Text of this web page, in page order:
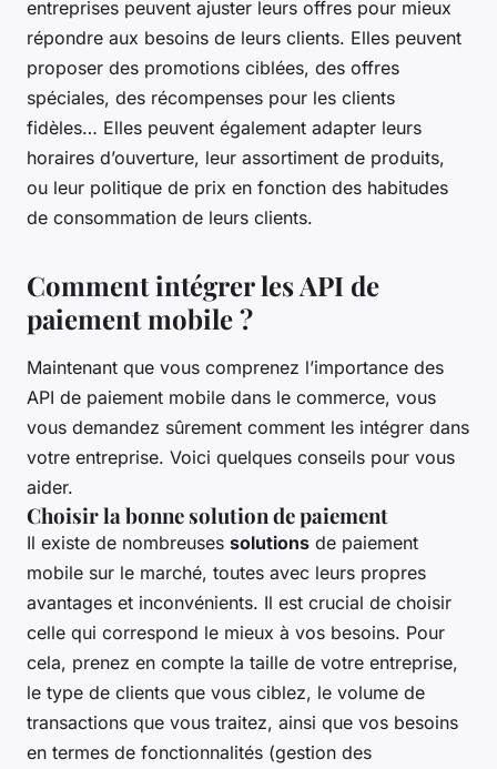
entreprises peuvent ajuster leurs offres pour mieux
répondre aux besoins de leurs clients. Elles peuvent
proposer des promotions ciblées, des offres
spéciales, des récompenses pour les clients
fidèles… Elles peuvent également adapter leurs
horaires d’ouverture, leur assortiment de produits,
ou leur politique de prix en fonction des habitudes
de consommation de leurs clients.
Comment intégrer les API de
paiement mobile ?
Maintenant que vous comprenez l’importance des
API de paiement mobile dans le commerce, vous
vous demandez sûrement comment les intégrer dans
votre entreprise. Voici quelques conseils pour vous
aider.
Choisir la bonne solution de paiement
Il existe de nombreuses solutions de paiement
mobile sur le marché, toutes avec leurs propres
avantages et inconvénients. Il est crucial de choisir
celle qui correspond le mieux à vos besoins. Pour
cela, prenez en compte la taille de votre entreprise,
le type de clients que vous ciblez, le volume de
transactions que vous traitez, ainsi que vos besoins
en termes de fonctionnalités (gestion des